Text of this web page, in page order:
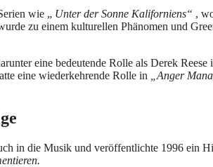
wie „ Unter der Sonne Kaliforniens“ ,
zu einem kulturellen Phänomen und
eine bedeutende Rolle als Derek Reese
eine wiederkehrende Rolle in „Anger
in die Musik und veröffentlichte 1996 ein